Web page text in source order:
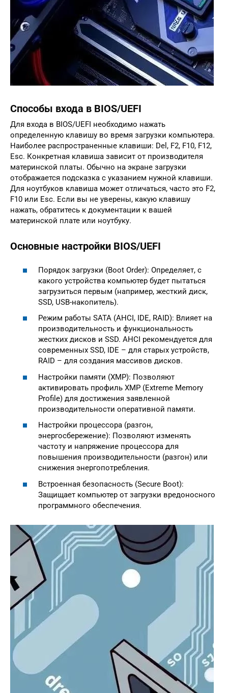
Способы входа в BIOS/UEFI
Для входа в BIOS/UEFI необходимо нажать
определенную клавишу во время загрузки компьютера.
Наиболее распространенные клавиши: Del, F2, F10, F12,
Esc. Конкретная клавиша зависит от производителя
материнской платы. Обычно на экране загрузки
отображается подсказка с указанием нужной клавиши.
Для ноутбуков клавиша может отличаться, часто это F2,
F10 или Esc. Если вы не уверены, какую клавишу
нажать, обратитесь к документации к вашей
материнской плате или ноутбуку.
Основные настройки BIOS/UEFI
Порядок загрузки (Boot Order): Определяет, с
какого устройства компьютер будет пытаться
загрузиться первым (например, жесткий диск,
SSD, USB-накопитель).
Режим работы SATA (AHCI, IDE, RAID): Влияет на
производительность и функциональность
жестких дисков и SSD. AHCI рекомендуется для
современных SSD, IDE – для старых устройств,
RAID – для создания массивов дисков.
Настройки памяти (XMP): Позволяют
активировать профиль XMP (Extreme Memory
Profile) для достижения заявленной
производительности оперативной памяти.
Настройки процессора (разгон,
энергосбережение): Позволяют изменять
частоту и напряжение процессора для
повышения производительности (разгон) или
снижения энергопотребления.
Встроенная безопасность (Secure Boot):
Защищает компьютер от загрузки вредоносного
программного обеспечения.